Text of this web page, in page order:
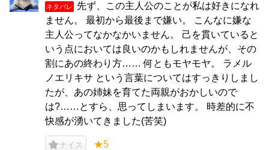
ネタバレ
先ず、この主人公のことが私は好きになれ
ません。 最初から最後まで嫌い。 こんなに嫌な
主人公ってなかなかいません。 己を貫いていると
いう点においては良いのかもしれませんが、その
割にあの終わり方…… 何ともモヤモヤ。 ラメル
ノエリキサ という言葉についてはすっきりしまし
たが、あの姉妹を育てた両親がおかしいので
は?……とすら、思ってしまいます。 時差的に不
快感が湧いてきました(苦笑)
ナイス ★5